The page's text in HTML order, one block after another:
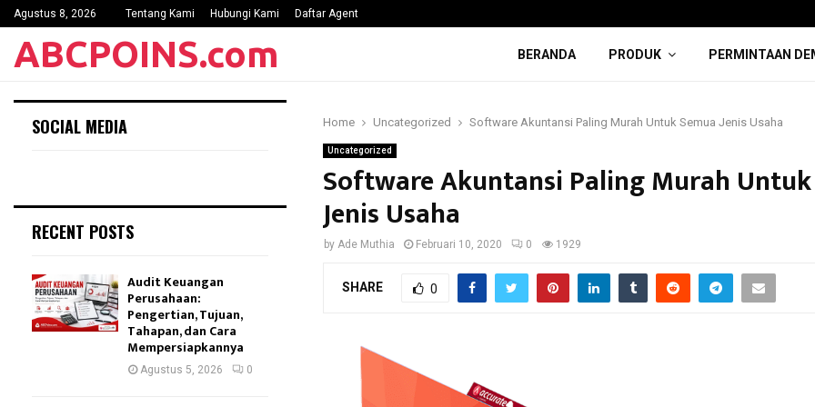
Agustus 8, 2026 Tentang Kami Hubungi Kami Daftar Agent
ABCPOINS.com BERANDA PRODUK PERMINTAAN
Home Uncategorized Software Akuntansi Paling Murah Untuk Semua Jenis Usaha
Uncategorized
Software Akuntansi Paling Murah Untuk
Jenis Usaha
by Ade Muthia Februari 10, 2020 0 1929
SHARE 0
SOCIAL MEDIA
RECENT POSTS
Audit Keuangan
Perusahaan:
Pengertian, Tujuan,
Tahapan, dan Cara
Mempersiapkannya
Agustus 5, 2026 0